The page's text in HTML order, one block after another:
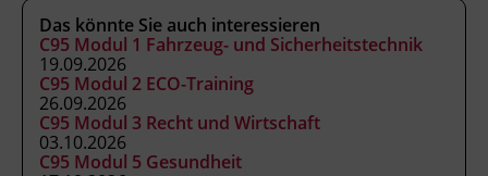
Abschlussinformation
gemäß § 19 Güterbeförderungsgesetz 1995, §
14a Gelegenheitsverkehrs-Gesetz 1996 und §
44a Kraftfahrliniengesetz
Abschlussinformation
Das könnte Sie auch interessieren
C95 Modul 1 Fahrzeug- und Sicherheitstechnik
19.09.2026
C95 Modul 2 ECO-Training
26.09.2026
C95 Modul 3 Recht und Wirtschaft
03.10.2026
C95 Modul 5 Gesundheit